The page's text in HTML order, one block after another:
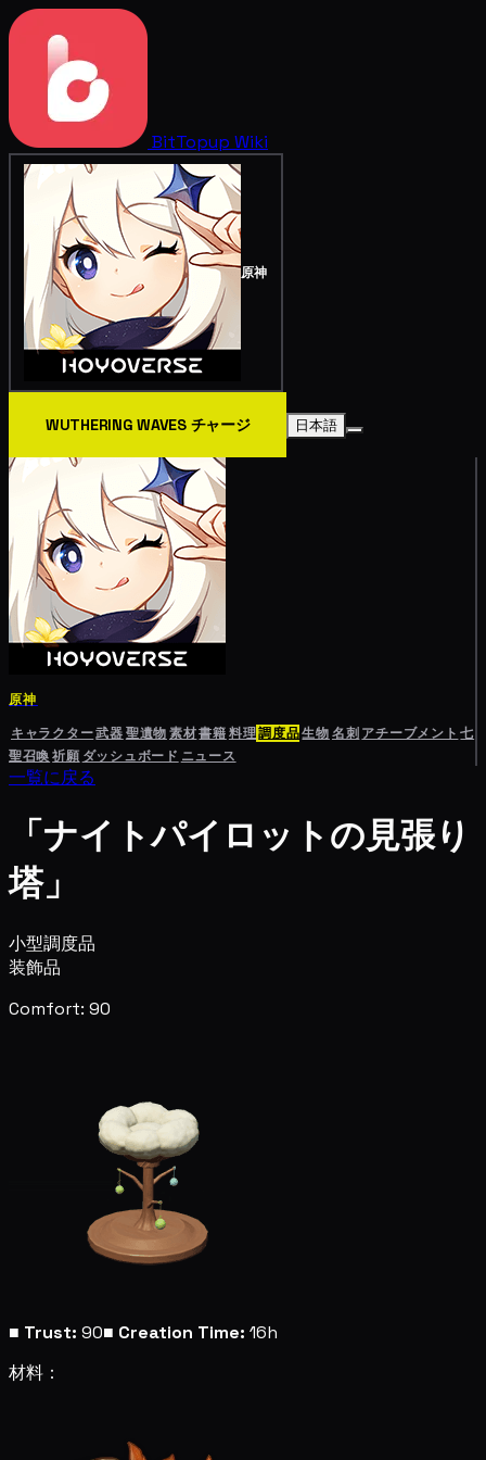
BitTopup Wiki
原神
WUTHERING WAVES チャージ 日本語
原神
キャラクター武器聖遺物素材書籍料理調度品生物名刺 アチーブメント 七
聖召喚祈願 ダッシュボード ニュース
一覧に戻る
「ナイトパイロットの見張り
塔」
小型調度品
装飾品
Comfort: 90
■ Trust: 90■ Creation Time: 16h
材料：